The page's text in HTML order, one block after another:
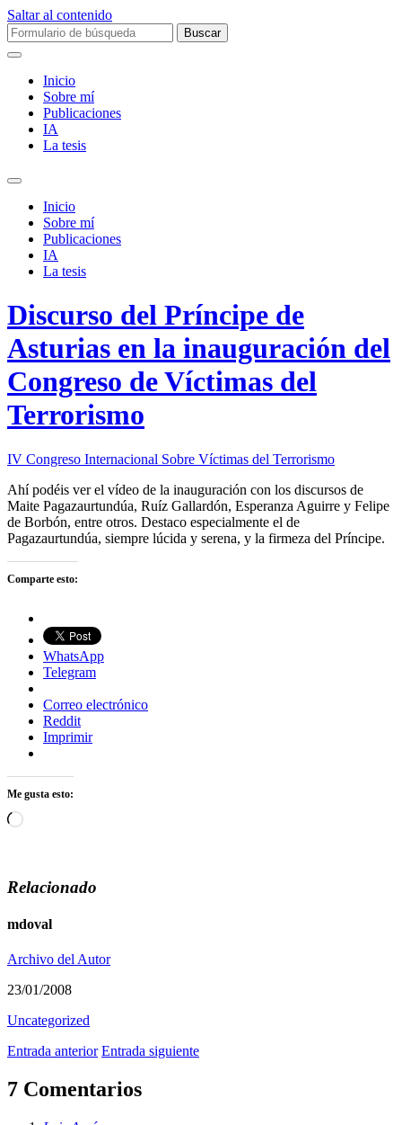
Saltar al contenido
Buscar:
Inicio
Sobre mí­
Publicaciones
IA
La tesis
Alternar
campo
búsqueda
Inicio
Sobre mí­
Publicaciones
IA
La tesis
Discurso del Príncipe de
Asturias en la inauguración del
Congreso de Víctimas del
Terrorismo
IV Congreso Internacional Sobre Víctimas del Terrorismo
Ahí podéis ver el vídeo de la inauguración con los discursos de
Maite Pagazaurtundúa, Ruíz Gallardón, Esperanza Aguirre y Felipe
de Borbón, entre otros. Destaco especialmente el de
Pagazaurtundúa, siempre lúcida y serena, y la firmeza del Príncipe.
Comparte esto:
WhatsApp
Telegram
Correo electrónico
Reddit
Imprimir
Me gusta esto:
Cargando...
Relacionado
mdoval
Archivo del Autor
23/01/2008
Uncategorized
Entrada anterior Entrada siguiente
7 Comentarios